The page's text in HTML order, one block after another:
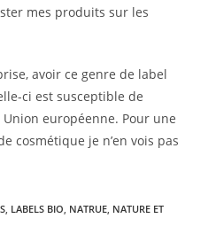
mes produits sur les
avoir ce genre de label
ci est susceptible de
européenne. Pour une
cosmétique je n’en vois pas
, LABELS BIO, NATRUE, NATURE ET